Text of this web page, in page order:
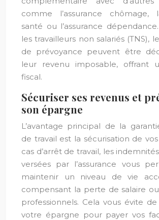
comme l’assurance chômage,
santé ou l’assurance
les travailleurs non salariés (TNS),
de prévoyance peuvent être
leur revenu imposable, offrant
fiscal.
Sécuriser ses revenus et
son épargne
L’avantage principal de la
de travail est la sécurisation de
cas d’arrêt de travail, les
versées par l’assurance vous
maintenir un niveau de vie
compensant la perte de salaire
professionnels. Cela vous évite
votre épargne pour payer vos